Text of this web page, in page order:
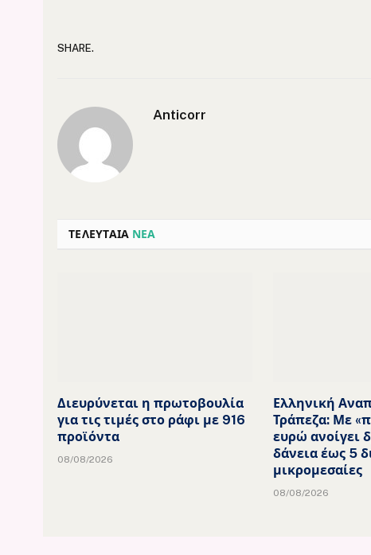
SHARE.
Anticorr
ΤΕΛΕΥΤΑΙΑ ΝΕΑ
Διευρύνεται η πρωτοβουλία
για τις τιμές στο ράφι με 916
προϊόντα
08/08/2026
Ελληνική
Τράπεζα: Με
ευρώ ανοίγει
δάνεια έως 5
μικρομεσαίες
08/08/2026